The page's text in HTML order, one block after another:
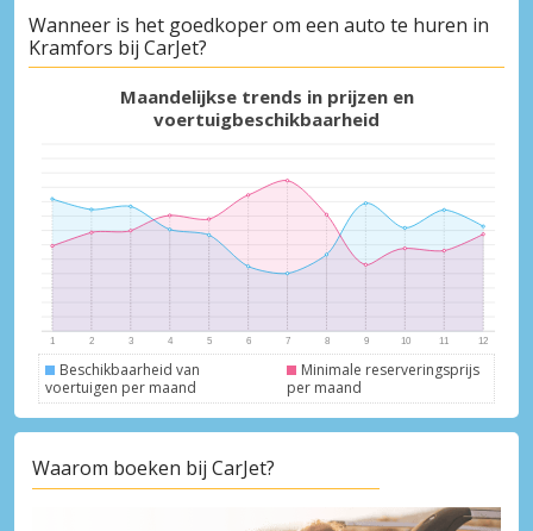
Wanneer is het goedkoper om een auto te huren in
Kramfors bij CarJet?
Maandelijkse trends in prijzen en
voertuigbeschikbaarheid
Beschikbaarheid van
voertuigen per maand
Minimale reserveringsprijs
per maand
Waarom boeken bij CarJet?
Topbesparingen
partneraanbiedingen
Inloggen met eLink